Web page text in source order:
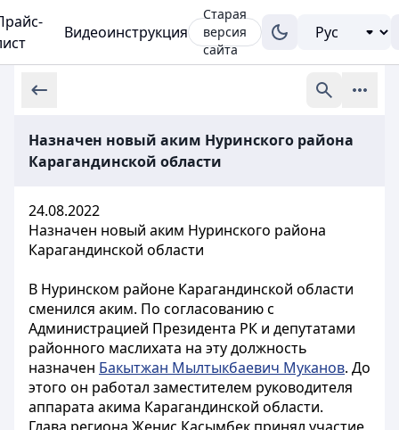
Видеоинструкция
Старая
версия
сайта
Назначен новый аким Нуринского района
Карагандинской области
24.08.2022
Назначен новый аким Нуринского района
Карагандинской области
В Нуринском районе Карагандинской области
сменился аким. По согласованию с
Администрацией Президента РК и депутатами
районного маслихата на эту должность
назначен Бакытжан Мылтыкбаевич Муканов. До
этого он работал заместителем руководителя
аппарата акима Карагандинской области.